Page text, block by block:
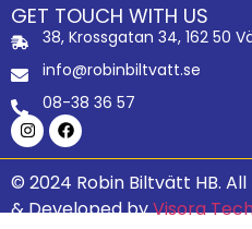
GET TOUCH WITH US
38, Krossgatan 34, 162 50
info@robinbiltvatt.se
08-38 36 57
© 2024 Robin Biltvätt HB. All
& Developed byVisora